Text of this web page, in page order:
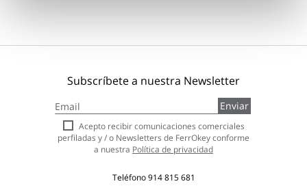
Subscríbete a nuestra Newsletter
a
nuestro
boletín
de
Enviar
Acepto recibir comunicaciones comerciales
perfiladas y / o Newsletters de FerrOkey conforme
a nuestra Política de privacidad
Teléfono914 815 681